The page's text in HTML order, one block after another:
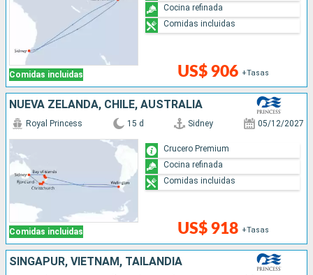
Comidas incluidas US$ 906 +Tasas
Cocina refinada
Comidas incluidas
NUEVA ZELANDA, CHILE, AUSTRALIA
Comidas incluidas
Royal Princess 15 d Sidney 05/12/2027
US$ 918 +Tasas
Crucero Premium
Cocina refinada
Comidas incluidas
SINGAPUR, VIETNAM, TAILANDIA